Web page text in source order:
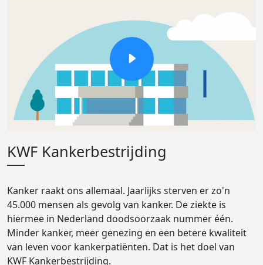
KWF Kankerbestrijding
Kanker raakt ons allemaal. Jaarlijks sterven er zo'n
45.000 mensen als gevolg van kanker. De ziekte is
hiermee in Nederland doodsoorzaak nummer één.
Minder kanker, meer genezing en een betere kwaliteit
van leven voor kankerpatiënten. Dat is het doel van
KWF Kankerbestrijding.